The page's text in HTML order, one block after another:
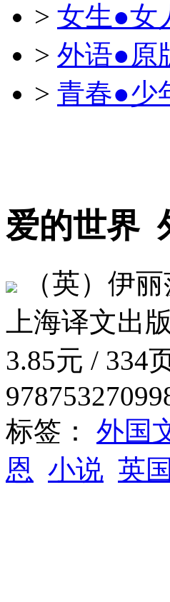
> 女生●女
> 外语●原
> 青春●少
爱的世界
（英）伊
上海译文出
3.85元 / 334
标签： 外国
恩 小说 英国